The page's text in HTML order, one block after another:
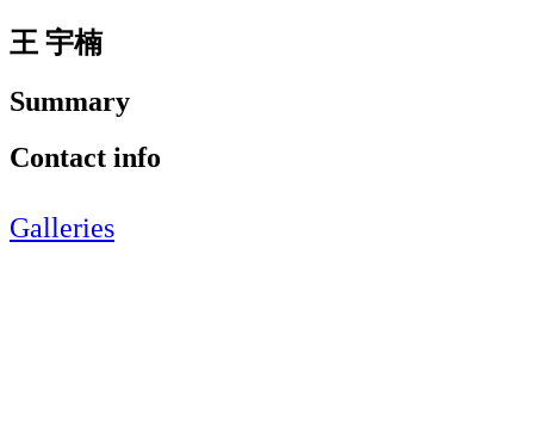
王 宇楠
Summary
Contact info
Galleries